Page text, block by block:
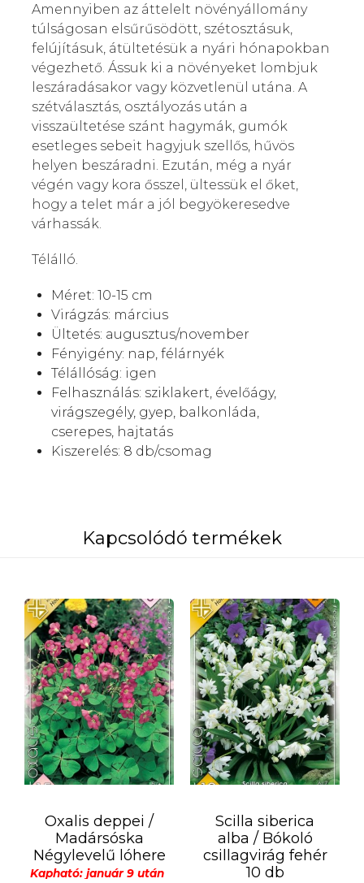
Amennyiben az áttelelt növényállomány
túlságosan elsűrűsödött, szétosztásuk,
felújításuk, átültetésük a nyári hónapokban
végezhető. Ássuk ki a növényeket lombjuk
leszáradásakor vagy közvetlenül utána. A
szétválasztás, osztályozás után a
visszaültetése szánt hagymák, gumók
esetleges sebeit hagyjuk szellős, hűvös
helyen beszáradni. Ezután, még a nyár
végén vagy kora ősszel, ültessük el őket,
hogy a telet már a jól begyökeresedve
várhassák.
Télálló.
Méret: 10-15 cm
Virágzás: március
Ültetés: augusztus/november
Fényigény: nap, félárnyék
Télállóság: igen
Felhasználás: sziklakert, évelőágy,
virágszegély, gyep, balkonláda,
cserepes, hajtatás
Kiszerelés: 8 db/csomag
Kapcsolódó termékek
Oxalis deppei /
Madársóska
Négylevelű lóhere
Kapható: január 9 után
Scilla siberica
alba / Bókoló
csillagvirág fehér
10 db